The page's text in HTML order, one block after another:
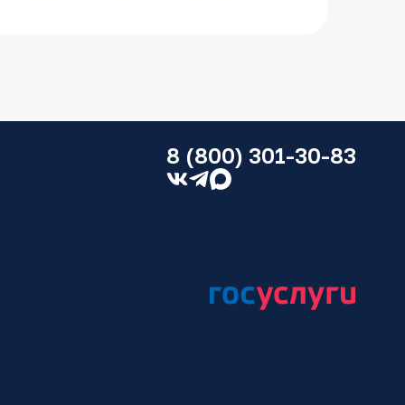
имущества;
на детей, родителей, супругов;
отцовства;
8 (800) 301-30-83